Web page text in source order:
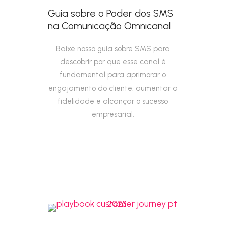
Guia sobre o Poder dos SMS
na Comunicação Omnicanal
Baixe nosso guia sobre SMS para
descobrir por que esse canal é
fundamental para aprimorar o
engajamento do cliente, aumentar a
fidelidade e alcançar o sucesso
empresarial.